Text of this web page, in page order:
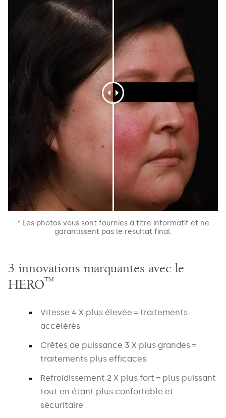
* Les photos vous sont fournies à titre informatif et ne
garantissent pas le résultat final.
3 innovations marquantes avec le
HERO™
Vitesse 4 X plus élevée = traitements
accélérés
Crêtes de puissance 3 X plus grandes =
traitements plus efficaces
Refroidissement 2 X plus fort = plus puissant
tout en étant plus confortable et
sécuritaire
EMAIL
*